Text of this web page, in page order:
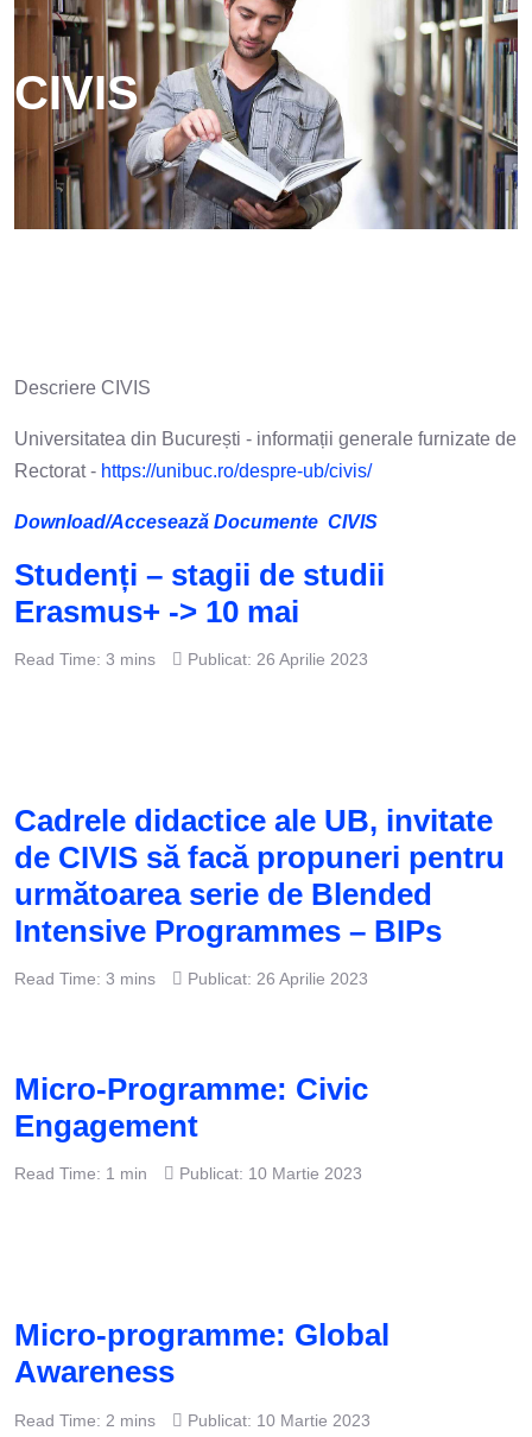
CIVIS
Descriere CIVIS
Universitatea din București - informații generale furnizate de
Rectorat - https://unibuc.ro/despre-ub/civis/
Download/Accesează Documente CIVIS
Studenți – stagii de studii
Erasmus+ -> 10 mai
Read Time: 3 mins Publicat: 26 Aprilie 2023
Cadrele didactice ale UB, invitate
de CIVIS să facă propuneri pentru
următoarea serie de Blended
Intensive Programmes – BIPs
Read Time: 3 mins Publicat: 26 Aprilie 2023
Micro-Programme: Civic
Engagement
Read Time: 1 min Publicat: 10 Martie 2023
Micro-programme: Global
Awareness
Read Time: 2 mins Publicat: 10 Martie 2023